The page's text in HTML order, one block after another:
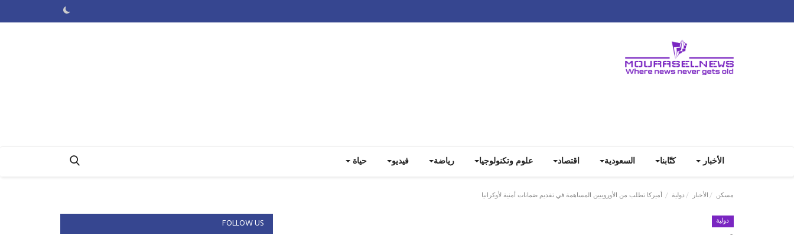
الأخبار كتّابنا السعودية اقتصاد علوم وتكنولوجيا رياضة فيديو حياة
مسكن الأخبار دولية أميركا تطلب من الأوروبيين المساهمة في تقديم ضمانات أمنية لأوكرانيا
دولية FOLLOW US